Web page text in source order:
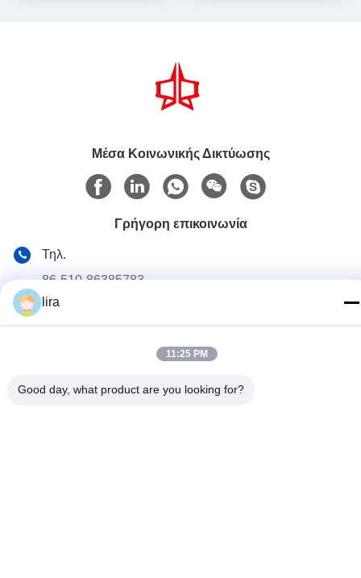
Μέσα Κοινωνικής Δικτύωσης
Γρήγορη επικοινωνία
Τηλ.
86-510-86385783
No.102, δρόμος Yungu, κωμόπολη Zhutang, πόλη Jiangyin,
επαρχία Jiangsu, Κίνα
lira
11:25 PM
Good day, what product are you looking for?